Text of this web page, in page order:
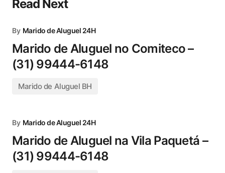
Read Next
By Marido de Aluguel 24H
Marido de Aluguel no Comiteco –
(31) 99444-6148
Marido de Aluguel BH
By Marido de Aluguel 24H
Marido de Aluguel na Vila Paquetá –
(31) 99444-6148